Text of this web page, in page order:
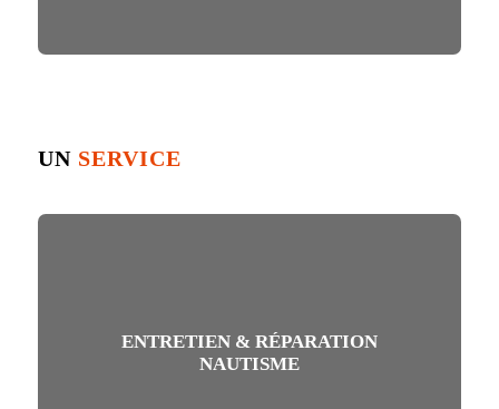
UN SERVICE
ENTRETIEN & RÉPARATION
NAUTISME